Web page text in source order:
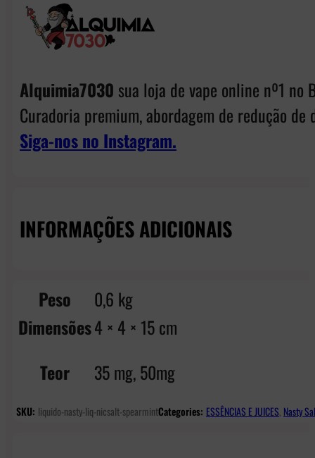
Alquimia7030 sua loja de vape online nº1 no
Curadoria premium, abordagem de redução
Siga-nos no Instagram.
INFORMAÇÕES ADICIONAIS
Peso
0,6 kg
Dimensões4 × 4 × 15 cm
Teor
35 mg, 50mg
SKU: liquido-nasty-liq-nicsalt-spearmintCategories: ESSÊNCIAS E JUICES Nasty